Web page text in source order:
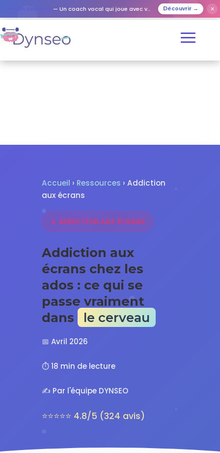
Coach Assist IA — Un coach vocal qui joue avec vos proches Découvrir → ✕
Accueil › Ressources › Addiction
aux écrans
📱 ADDICTION AUX ÉCRANS
Addiction aux
écrans chez les
ados : ce qui se
passe vraiment
dans
le cerveau
📅 Avril 2026
⏱ 18 min de lecture
✍️ Par l'équipe DYNSEO
⭐⭐⭐⭐⭐ 4.8/5 (324 avis)